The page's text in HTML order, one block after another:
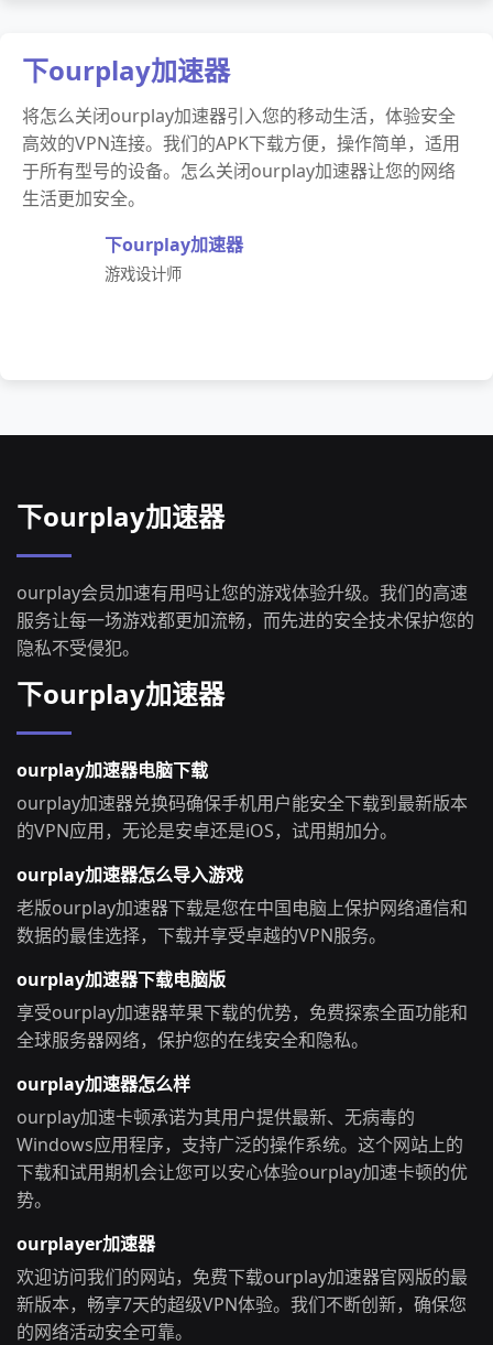
下ourplay加速器
将怎么关闭ourplay加速器引入您的移动生活，体验安全
高效的VPN连接。我们的APK下载方便，操作简单，适用
于所有型号的设备。怎么关闭ourplay加速器让您的网络
生活更加安全。
下ourplay加速器
游戏设计师
下ourplay加速器
ourplay会员加速有用吗让您的游戏体验升级。我们的高速
服务让每一场游戏都更加流畅，而先进的安全技术保护您的
隐私不受侵犯。
下ourplay加速器
ourplay加速器电脑下载
ourplay加速器兑换码确保手机用户能安全下载到最新版本
的VPN应用，无论是安卓还是iOS，试用期加分。
ourplay加速器怎么导入游戏
老版ourplay加速器下载是您在中国电脑上保护网络通信和
数据的最佳选择，下载并享受卓越的VPN服务。
ourplay加速器下载电脑版
享受ourplay加速器苹果下载的优势，免费探索全面功能和
全球服务器网络，保护您的在线安全和隐私。
ourplay加速器怎么样
ourplay加速卡顿承诺为其用户提供最新、无病毒的
Windows应用程序，支持广泛的操作系统。这个网站上的
下载和试用期机会让您可以安心体验ourplay加速卡顿的优
势。
ourplayer加速器
欢迎访问我们的网站，免费下载ourplay加速器官网版的最
新版本，畅享7天的超级VPN体验。我们不断创新，确保您
的网络活动安全可靠。